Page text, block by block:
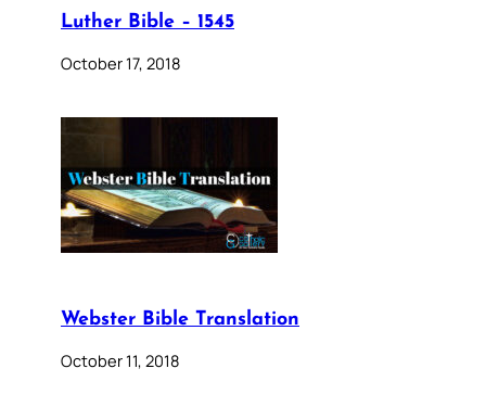
Luther Bible – 1545
October 17, 2018
Webster Bible Translation
October 11, 2018